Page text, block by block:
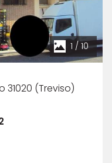
1 / 10
31020 (Treviso)